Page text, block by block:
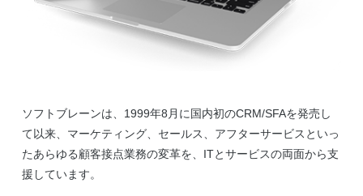
ソフトブレーンは、1999年8月に国内初のCRM/SFAを発売し
て以来、マーケティング、セールス、アフターサービスといっ
たあらゆる顧客接点業務の変革を、ITとサービスの両面から支
援しています。